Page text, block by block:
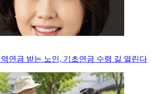
연금 받는 노인, 기초연금 수령 길 열린다